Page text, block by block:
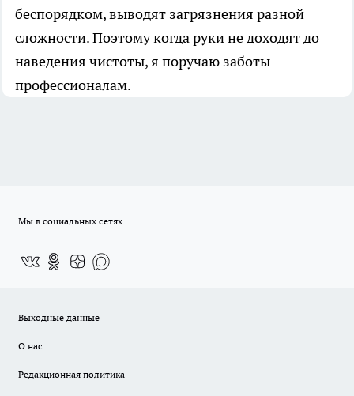
беспорядком, выводят загрязнения разной
сложности. Поэтому когда руки не доходят до
наведения чистоты, я поручаю заботы
профессионалам.
Мы в социальных сетях
Выходные данные
О нас
Редакционная политика